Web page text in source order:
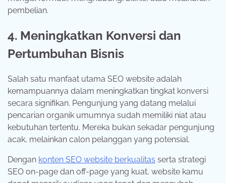
pembelian.
4. Meningkatkan Konversi dan
Pertumbuhan Bisnis
Salah satu manfaat utama SEO website adalah
kemampuannya dalam meningkatkan tingkat konversi
secara signifikan. Pengunjung yang datang melalui
pencarian organik umumnya sudah memiliki niat atau
kebutuhan tertentu. Mereka bukan sekadar pengunjung
acak, melainkan calon pelanggan yang potensial.
Dengan konten SEO website berkualitas serta strategi
SEO on-page dan off-page yang kuat, website kamu